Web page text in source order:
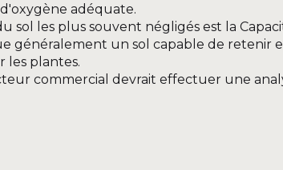
adéquate.
sol les plus souvent négligés est la
généralement un sol capable de retenir
les plantes.
commercial devrait effectuer une